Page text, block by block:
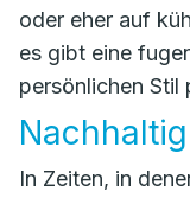
oder eher auf
es gibt eine
persönlichen Stil
In Zeiten, in